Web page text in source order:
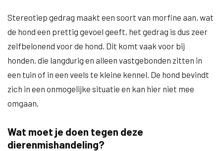
Stereotiep gedrag maakt een soort van morfine aan, wat
de hond een prettig gevoel geeft, het gedrag is dus zeer
zelfbelonend voor de hond. Dit komt vaak voor bij
honden, die langdurig en alleen vastgebonden zitten in
een tuin of in een veels te kleine kennel. De hond bevindt
zich in een onmogelijke situatie en kan hier niet mee
omgaan.
Wat moet je doen tegen deze
dierenmishandeling?